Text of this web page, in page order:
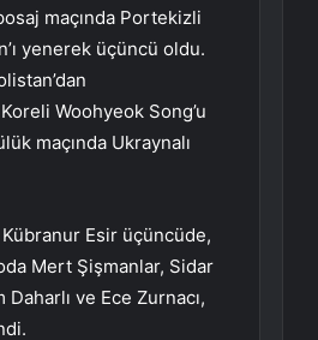
maçında Portekizli
yenerek üçüncü oldu.
Woohyeok Song’u
maçında Ukraynalı
Esir üçüncüde,
Mert Şişmanlar, Sidar
ve Ece Zurnacı,